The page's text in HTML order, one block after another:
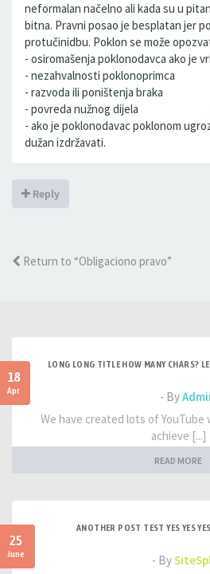
neformalan načelno ali kada su u
bitna. Pravni posao je besplatan jer
protučinidbu. Poklon se može
- osiromašenja poklonodavca ako je
- nezahvalnosti poklonoprimca
- razvoda ili poništenja braka
- povreda nužnog dijela
- ako je poklonodavac poklonom
dužan izdržavati.
Reply
Return to “Obligaciono pravo”
18
Apr
LONG LONG TITLE HOW MANY CHARS?
- By
We have created lots of YouTube
achieve [...]
READ MORE
25
June
ANOTHER POST TEST YES YES
- By